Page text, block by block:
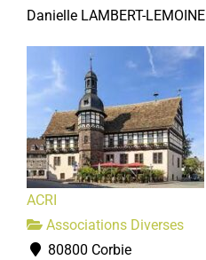
Danielle LAMBERT-LEMOINE
ACRI
Associations Diverses
80800 Corbie